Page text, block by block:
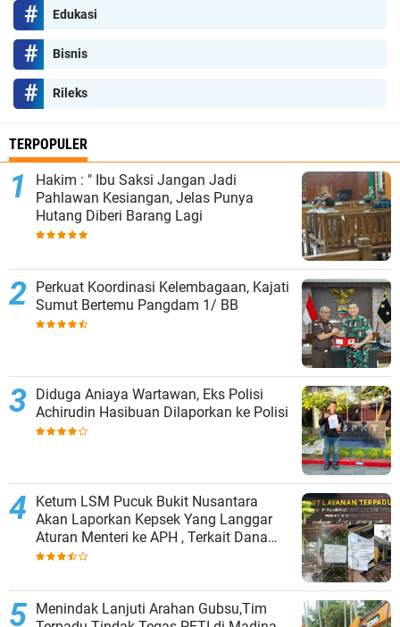
Edukasi
Bisnis
Rileks
TERPOPULER
Hakim : " Ibu Saksi Jangan Jadi
Pahlawan Kesiangan, Jelas Punya
Hutang Diberi Barang Lagi
Perkuat Koordinasi Kelembagaan, Kajati
Sumut Bertemu Pangdam 1/ BB
Diduga Aniaya Wartawan, Eks Polisi
Achirudin Hasibuan Dilaporkan ke Polisi
Ketum LSM Pucuk Bukit Nusantara
Akan Laporkan Kepsek Yang Langgar
Aturan Menteri ke APH , Terkait Dana
Revitalisasi Sekolah
Menindak Lanjuti Arahan Gubsu,Tim